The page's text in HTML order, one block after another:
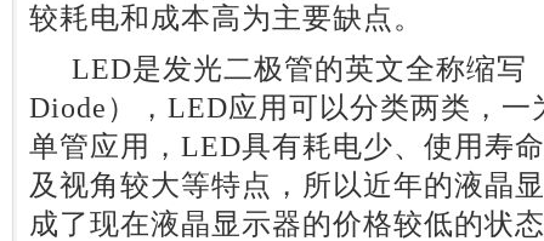
较耗电和成本高为主要缺点。
LED是发光二极管的英文全称缩写
Diode），LED应用可以分类两类，
单管应用，LED具有耗电少、使用寿
及视角较大等特点，所以近年的液晶
成了现在液晶显示器的价格较低的状